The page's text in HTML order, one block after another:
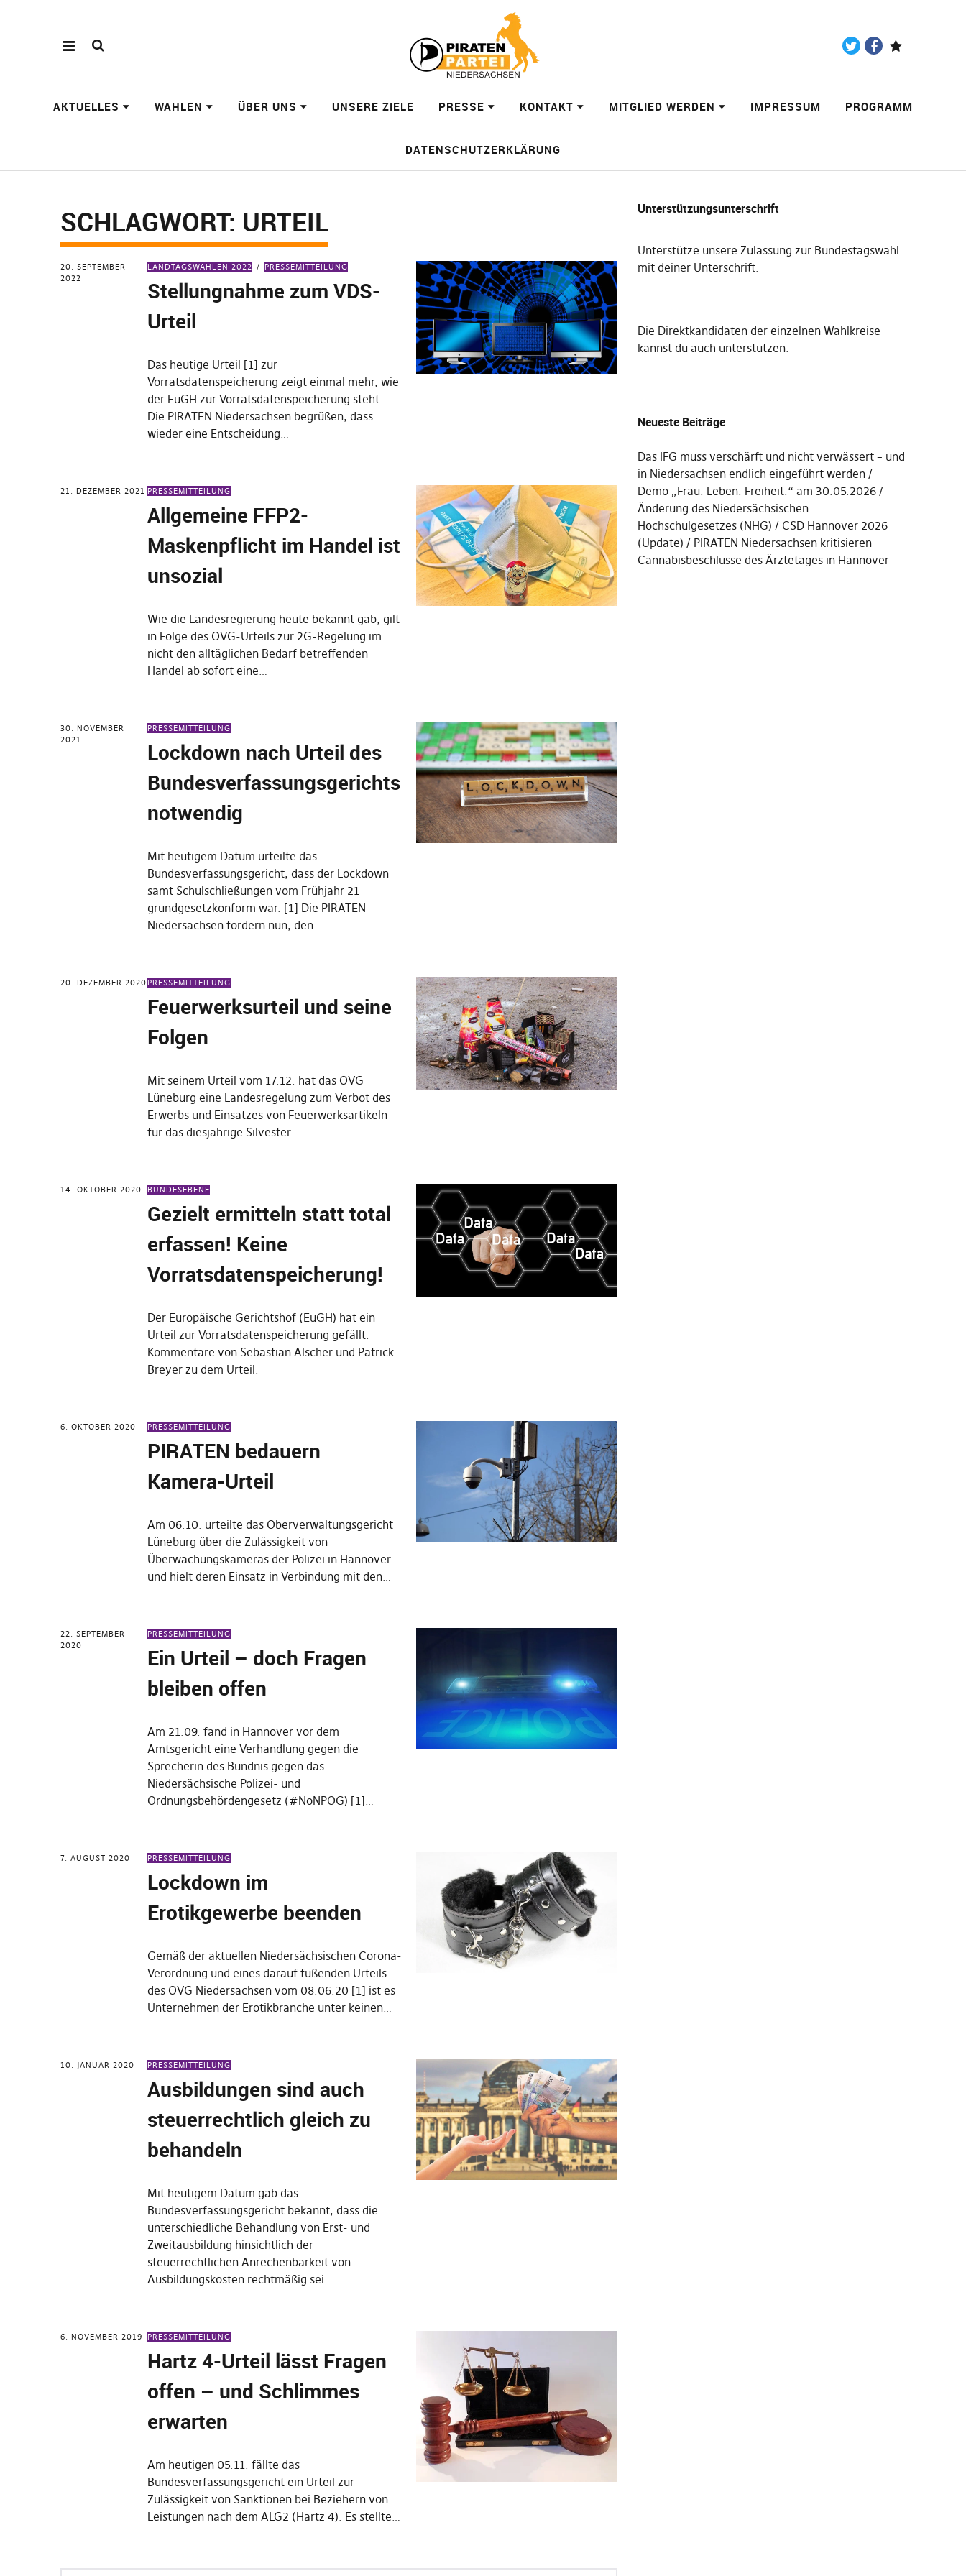
AKTUELLES WAHLEN ÜBER UNS UNSERE ZIELE PRESSE KONTAKT MITGLIED WERDEN IMPRESSUM PROGRAMM
DATENSCHUTZERKLÄRUNG
SCHLAGWORT: URTEIL
20. SEPTEMBER
2022
LANDTAGSWAHLEN 2022 PRESSEMITTEILUNG
Stellungnahme zum VDS-
Urteil
Das heutige Urteil [1] zur
Vorratsdatenspeicherung zeigt einmal mehr, wie
der EuGH zur Vorratsdatenspeicherung steht.
Die PIRATEN Niedersachsen begrüßen, dass
wieder eine Entscheidung…
21. DEZEMBER 2021 PRESSEMITTEILUNG
Allgemeine FFP2-
Maskenpflicht im Handel ist
unsozial
Wie die Landesregierung heute bekannt gab, gilt
in Folge des OVG-Urteils zur 2G-Regelung im
nicht den alltäglichen Bedarf betreffenden
Handel ab sofort eine…
30. NOVEMBER
2021
PRESSEMITTEILUNG
Lockdown nach Urteil des
Bundesverfassungsgerichts
notwendig
Mit heutigem Datum urteilte das
Bundesverfassungsgericht, dass der Lockdown
samt Schulschließungen vom Frühjahr 21
grundgesetzkonform war. [1] Die PIRATEN
Niedersachsen fordern nun, den…
20. DEZEMBER 2020 PRESSEMITTEILUNG
Feuerwerksurteil und seine
Folgen
Mit seinem Urteil vom 17.12. hat das OVG
Lüneburg eine Landesregelung zum Verbot des
Erwerbs und Einsatzes von Feuerwerksartikeln
für das diesjährige Silvester…
14. OKTOBER 2020 BUNDESEBENE
Gezielt ermitteln statt total
erfassen! Keine
Vorratsdatenspeicherung!
Der Europäische Gerichtshof (EuGH) hat ein
Urteil zur Vorratsdatenspeicherung gefällt.
Kommentare von Sebastian Alscher und Patrick
Breyer zu dem Urteil.
6. OKTOBER 2020 PRESSEMITTEILUNG
PIRATEN bedauern
Kamera-Urteil
Am 06.10. urteilte das Oberverwaltungsgericht
Lüneburg über die Zulässigkeit von
Überwachungskameras der Polizei in Hannover
und hielt deren Einsatz in Verbindung mit den…
22. SEPTEMBER
2020
PRESSEMITTEILUNG
Ein Urteil – doch Fragen
bleiben offen
Am 21.09. fand in Hannover vor dem
Amtsgericht eine Verhandlung gegen die
Sprecherin des Bündnis gegen das
Niedersächsische Polizei- und
Ordnungsbehördengesetz (#NoNPOG) [1]…
7. AUGUST 2020 PRESSEMITTEILUNG
Lockdown im
Erotikgewerbe beenden
Gemäß der aktuellen Niedersächsischen Corona-
Verordnung und eines darauf fußenden Urteils
des OVG Niedersachsen vom 08.06.20 [1] ist es
Unternehmen der Erotikbranche unter keinen…
10. JANUAR 2020 PRESSEMITTEILUNG
Ausbildungen sind auch
steuerrechtlich gleich zu
behandeln
Mit heutigem Datum gab das
Bundesverfassungsgericht bekannt, dass die
unterschiedliche Behandlung von Erst- und
Zweitausbildung hinsichtlich der
steuerrechtlichen Anrechenbarkeit von
Ausbildungskosten rechtmäßig sei.…
6. NOVEMBER 2019 PRESSEMITTEILUNG
Hartz 4-Urteil lässt Fragen
offen – und Schlimmes
erwarten
Am heutigen 05.11. fällte das
Bundesverfassungsgericht ein Urteil zur
Zulässigkeit von Sanktionen bei Beziehern von
Leistungen nach dem ALG2 (Hartz 4). Es stellte…
Unterstützungsunterschrift
Unterstütze unsere Zulassung zur Bundestagswahl
mit deiner Unterschrift.
Die Direktkandidaten der einzelnen Wahlkreise
kannst du auch unterstützen.
Neueste Beiträge
Das IFG muss verschärft und nicht verwässert – und
in Niedersachsen endlich eingeführt werden
Demo „Frau. Leben. Freiheit.“ am 30.05.2026
Änderung des Niedersächsischen
Hochschulgesetzes (NHG)
CSD Hannover 2026
(Update)
PIRATEN Niedersachsen kritisieren
Cannabisbeschlüsse des Ärztetages in Hannover